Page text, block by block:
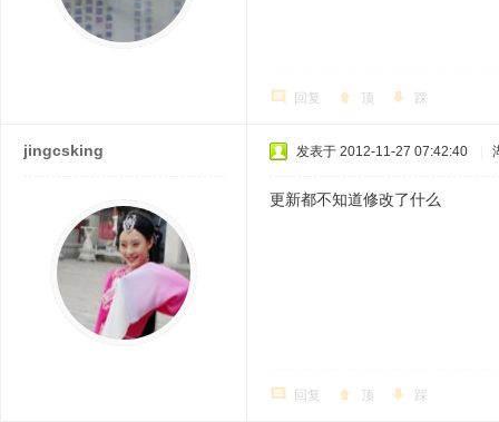
回复 顶 踩
jingcsking 发表于 2012-11-27 07:42:40
更新都不知道修改了什么
回复 顶 踩